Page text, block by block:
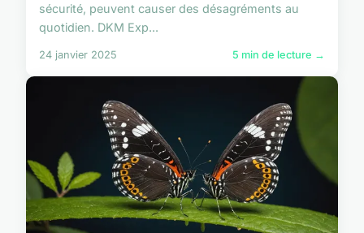
sécurité, peuvent causer des désagréments au
quotidien. DKM Exp...
24 janvier 2025 5 min de lecture →